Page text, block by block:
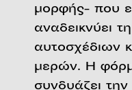
μορφής- που
αναδεικνύει
αυτοσχέδιων
μερών. Η